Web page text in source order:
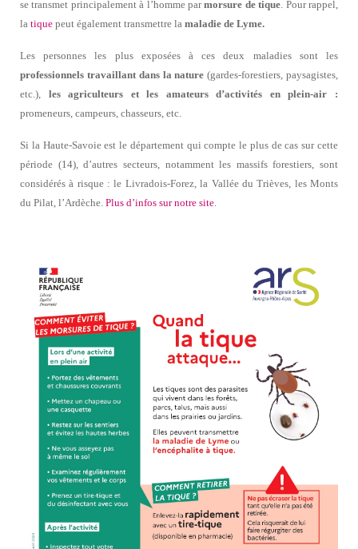
se transmet principalement à l’homme parmorsure de tique . Pour rappel,
la tique peut également transmettre la maladie de Lyme.
Les personnes les plus exposées à ces deux maladies sont les
professionnels travaillant dans la nature(gardes-forestiers, paysagistes,
etc.), les agriculteurs et les amateurs d’activités en plein-air :
promeneurs, campeurs, chasseurs, etc.
Si la Haute-Savoie est le département qui compte le plus de cas sur cette
période (14), d’autres secteurs, notamment les massifs forestiers, sont
considérés à risque : le Livradois-Forez, la Vallée du Trièves, les Monts
du Pilat, l’Ardèche. Plus d’infos sur notre site